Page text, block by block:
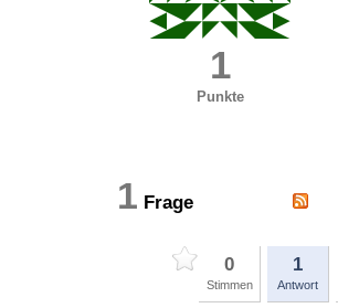
1
Punkte
1 Frage
0
Stimmen
1
Antwort